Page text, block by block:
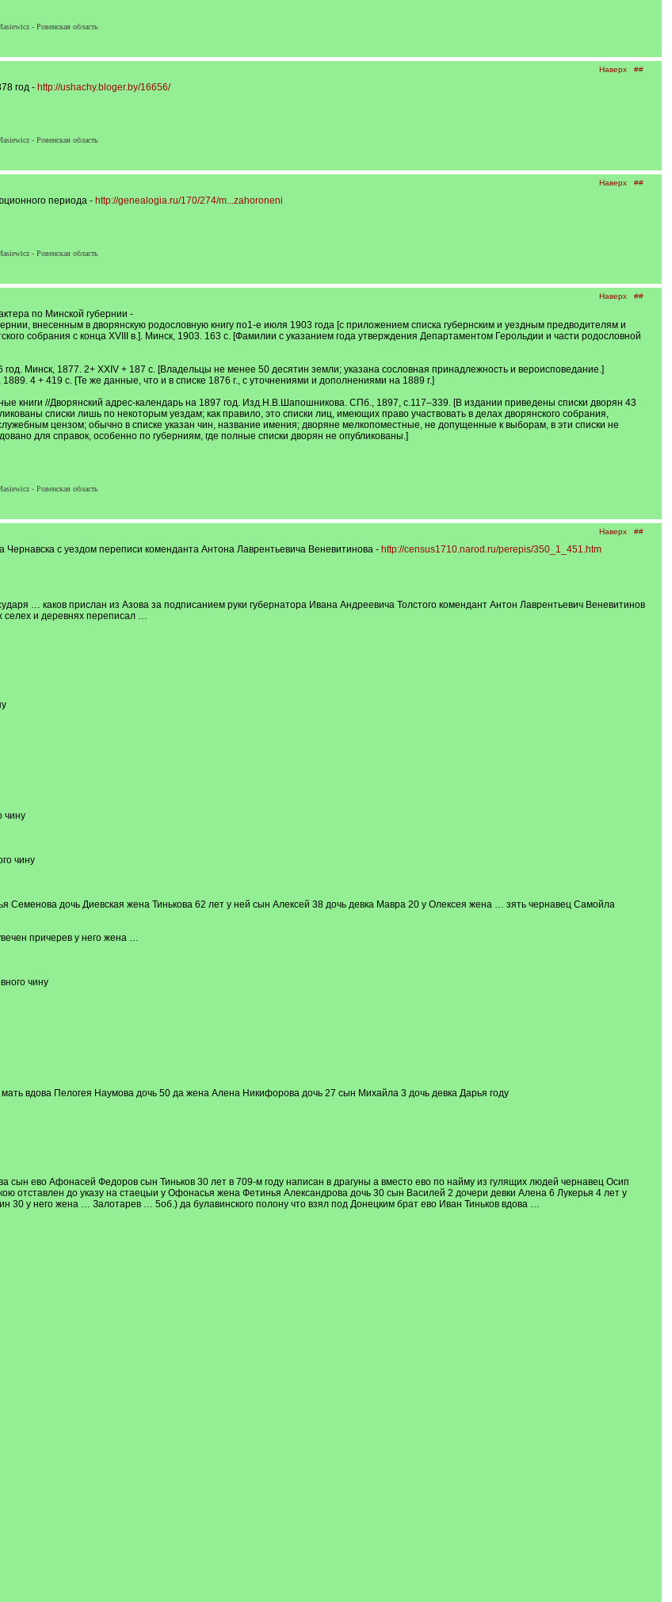
- Ровенская область
Наверх ##
год - http://ushachy.bloger.by/16656/
- Ровенская область
Наверх ##
периода - http://genealogia.ru/170/274/m...zahoroneni
- Ровенская область
Наверх ##
по Минской губернии -
внесенным в дворянскую родословную книгу по1-е июля 1903 года [с приложением списка губернским и уездным предводителям и
собрания с конца XVIII в.]. Минск, 1903. 163 с. [Фамилии с указанием года утверждения Департаментом Герольдии и части родословной
Минск, 1877. 2+ XXIV + 187 c. [Владельцы не менее 50 десятин земли; указана сословная принадлежность и вероисповедание.]
4 + 419 c. [Те же данные, что и в списке 1876 г., с уточнениями и дополнениями на 1889 г.]
книги //Дворянский адрес-календарь на 1897 год. Изд.Н.В.Шапошникова. СПб., 1897, с.117–339. [В издании приведены списки дворян 43
списки лишь по некоторым уездам; как правило, это списки лиц, имеющих право участвовать в делах дворянского собрания,
цензом; обычно в списке указан чин, название имения; дворяне мелкопоместные, не допущенные к выборам, в эти списки не
для справок, особенно по губерниям, где полные списки дворян не опубликованы.]
- Ровенская область
Наверх ##
Чернавска с уездом переписи коменданта Антона Лаврентьевича Веневитинова - http://census1710.narod.ru/perepis/350_1_451.htm
… каков прислан из Азова за подписанием руки губернатора Ивана Андреевича Толстого комендант Антон Лаврентьевич Веневитинов
селех и деревнях переписал …
чину
чину
Семенова дочь Диевская жена Тинькова 62 лет у ней сын Алексей 38 дочь девка Мавра 20 у Олексея жена … зять чернавец Самойла
причерев у него жена …
чину
вдова Пелогея Наумова дочь 50 да жена Алена Никифорова дочь 27 сын Михайла 3 дочь девка Дарья году
сын ево Афонасей Федоров сын Тиньков 30 лет в 709-м году написан в драгуны а вместо ево по найму из гулящих людей чернавец Осип
отставлен до указу на стаецыи у Офонасья жена Фетинья Александрова дочь 30 сын Василей 2 дочери девки Алена 6 Лукерья 4 лет у
30 у него жена … Залотарев … 5об.) да булавинского полону что взял под Донецким брат ево Иван Тиньков вдова …